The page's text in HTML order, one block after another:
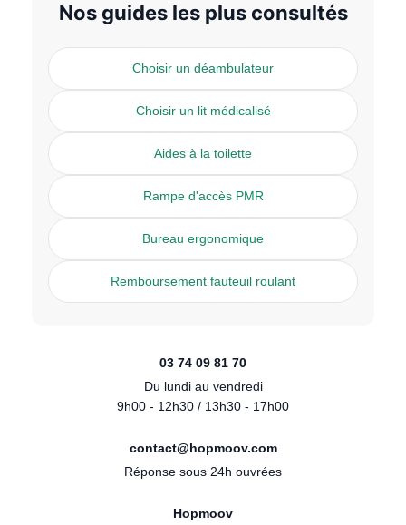
Nos guides les plus consultés
Choisir un déambulateur
Choisir un lit médicalisé
Aides à la toilette
Rampe d'accès PMR
Bureau ergonomique
Remboursement fauteuil roulant
03 74 09 81 70
Du lundi au vendredi
9h00 - 12h30 / 13h30 - 17h00
contact@hopmoov.com
Réponse sous 24h ouvrées
Hopmoov